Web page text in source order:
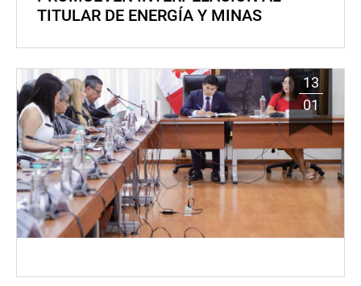
TITULAR DE ENERGÍA Y MINAS
13
01